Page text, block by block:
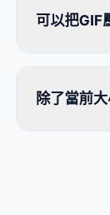
可以把GIF
除了當前